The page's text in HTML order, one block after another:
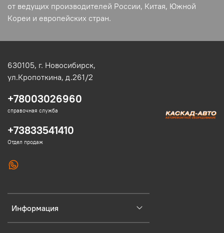
от ведущих производителей России, Китая, Южной
Кореи и европейских стран.
Информация
630105, г. Новосибирск,
ул.Кропоткина, д.261/2
+78003026960
справочная служба
+73833541410
Отдел продаж